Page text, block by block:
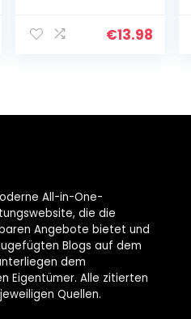
Sticks 50PCS
(Länge…
€13.98
All-in-One-
die die
Angebote bietet und
Blogs auf dem
dem
Eigentümer. Alle zitierten
Quellen.